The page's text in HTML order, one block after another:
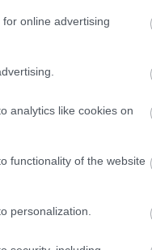
online advertising
analytics like cookies on
functionality of the website
personalization.
της πρόληψης
Συλλόγου."
97, Μελωδία
βάρους